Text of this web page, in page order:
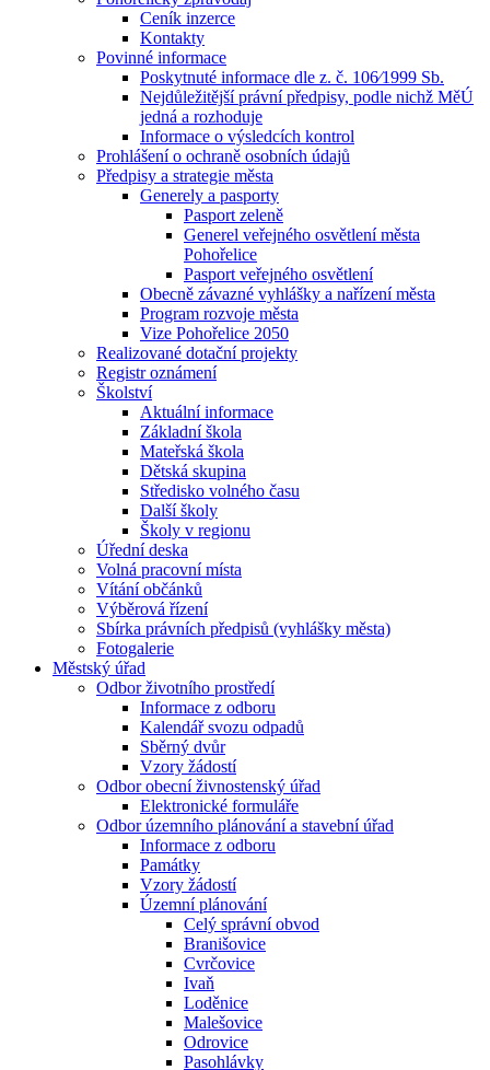
Ceník inzerce
Kontakty
Povinné informace
Poskytnuté informace dle z. č. 106⁄1999 Sb.
Nejdůležitější právní předpisy, podle nichž MěÚ
jedná a rozhoduje
Informace o výsledcích kontrol
Prohlášení o ochraně osobních údajů
Předpisy a strategie města
Generely a pasporty
Pasport zeleně
Generel veřejného osvětlení města
Pohořelice
Pasport veřejného osvětlení
Obecně závazné vyhlášky a nařízení města
Program rozvoje města
Vize Pohořelice 2050
Realizované dotační projekty
Registr oznámení
Školství
Aktuální informace
Základní škola
Mateřská škola
Dětská skupina
Středisko volného času
Další školy
Školy v regionu
Úřední deska
Volná pracovní místa
Vítání občánků
Výběrová řízení
Sbírka právních předpisů (vyhlášky města)
Fotogalerie
Městský úřad
Odbor životního prostředí
Informace z odboru
Kalendář svozu odpadů
Sběrný dvůr
Vzory žádostí
Odbor obecní živnostenský úřad
Elektronické formuláře
Odbor územního plánování a stavební úřad
Informace z odboru
Památky
Vzory žádostí
Územní plánování
Celý správní obvod
Branišovice
Cvrčovice
Ivaň
Loděnice
Malešovice
Odrovice
Pasohlávky